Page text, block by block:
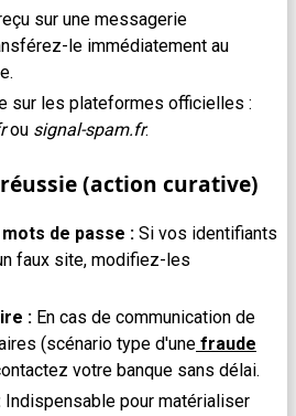
sur une messagerie
le immédiatement au
sur les plateformes officielles :
ou signal-spam.fr.
(action curative)
de passe : Si vos identifiants
faux site, modifiez-les
: En cas de communication de
(scénario type d'une fraude
votre banque sans délai.
Indispensable pour matérialiser